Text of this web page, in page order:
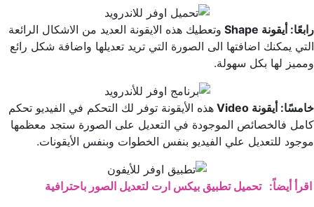
رابعًا: أيقونة Shape
وتعطيك هذه الايقونة العديد من الاشكال الرائعة
التي يمكنك اضافتها الى الصورة التي تريد تعديلها واضافة شكل رائع
ومميز لها بكل سهولة.
خامسًا: أيقونة Video
هذه الأيقونة توفر لك التحكم في الفيديو تحكم
كامل فالخصائص الموجودة في التعديل على الصورة ستجد معظمها
موجود للتعديل علي الفيديو بنفس الخطوات وبنفس الأيقونات.
اقرأ أيضاً: تحميل تطبيق بيكس ارت لتعديل الصور باحترافية